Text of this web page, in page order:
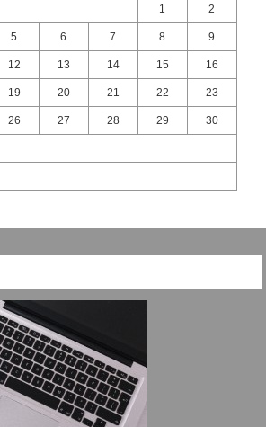
1 2
5 6 7 8 9
12 13 14 15 16
19 20 21 22 23
26 27 28 29 30